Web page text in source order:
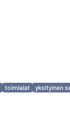
toimialat
yksityinen